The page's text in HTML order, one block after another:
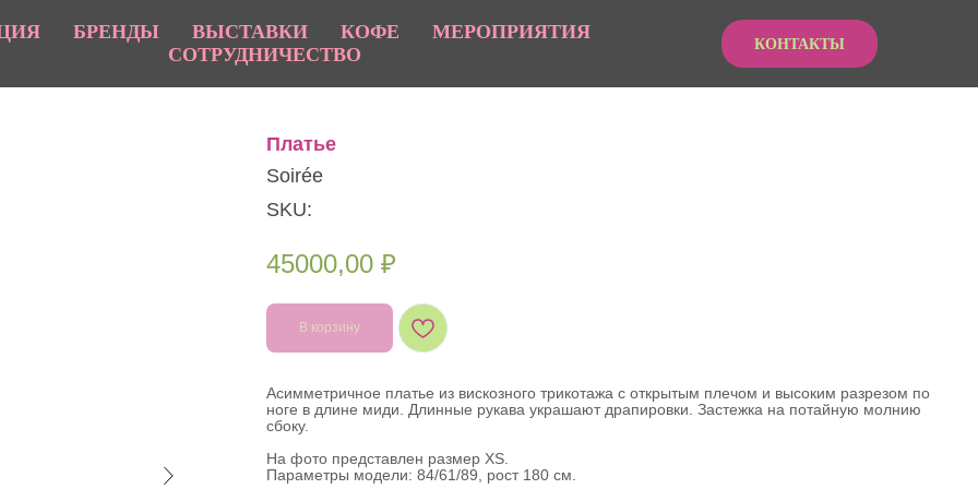
БРЕНДЫ ВЫСТАВКИ КОФЕ
МЕРОПРИЯТИЯ
СОТРУДНИЧЕСТВО
КОНТАКТЫ
Платье
Soirée
SKU:
45000,00 ₽
В корзину
Асимметричное платье из вискозного трикотажа с открытым плечом и высоким разрезом по
ноге в длине миди. Длинные рукава украшают драпировки. Застежка на потайную молнию
сбоку.
На фото представлен размер XS.
Параметры модели: 84/61/89, рост 180 см.